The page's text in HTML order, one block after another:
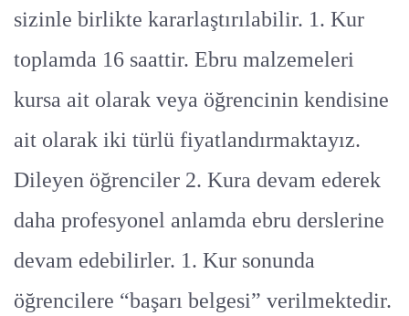
sizinle birlikte kararlaştırılabilir. 1. Kur
toplamda 16 saattir. Ebru malzemeleri
kursa ait olarak veya öğrencinin kendisine
ait olarak iki türlü fiyatlandırmaktayız.
Dileyen öğrenciler 2. Kura devam ederek
daha profesyonel anlamda ebru derslerine
devam edebilirler. 1. Kur sonunda
öğrencilere “başarı belgesi” verilmektedir.